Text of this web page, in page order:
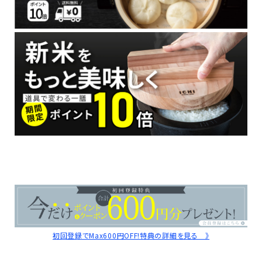
初回登録でMax600円OFF!特典の詳細を見る 》